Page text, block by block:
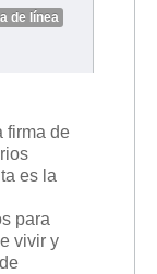
en Propiedad
de línea
firma de
es la
para
vivir y